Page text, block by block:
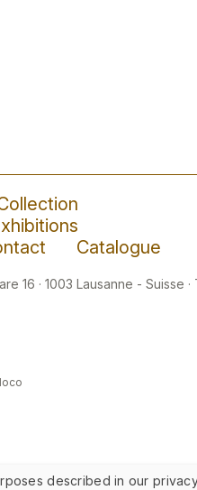
Catalogue
16 · 1003 Lausanne - Suisse ·
described in our